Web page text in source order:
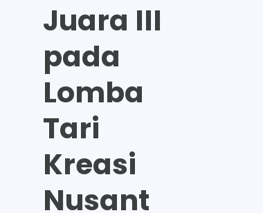
Juara III
pada
Lomba
Tari
Kreasi
Nusant